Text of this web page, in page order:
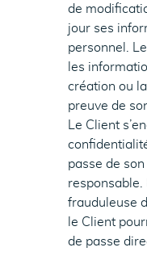
de
jour ses
personnel.
les
création ou
preuve de
Le Client
passe de
responsable.
frauduleuse
le Client
de passe